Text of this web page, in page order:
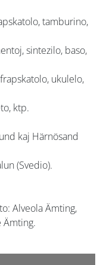
tamburino,
sintezilo, baso,
ukulelo,
ktp.
kaj Härnösand
(Svedio).
Alveola Ämting,
Ämting.